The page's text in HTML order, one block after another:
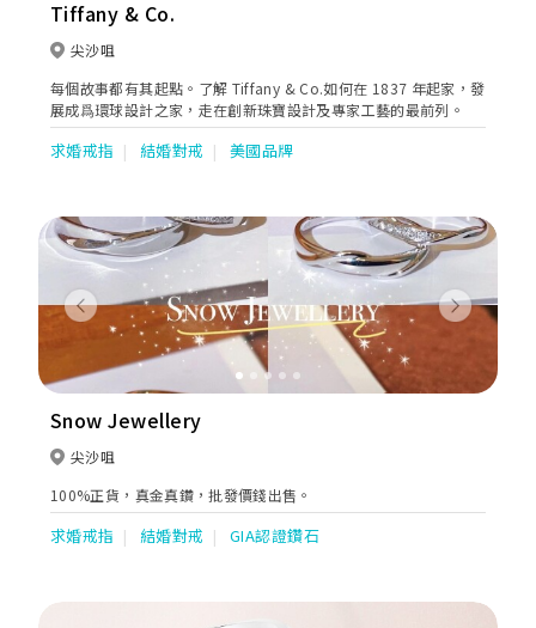
Tiffany & Co.
尖沙咀
每個故事都有其起點。了解 Tiffany & Co.如何在 1837 年起家，發
展成爲環球設計之家，走在創新珠寶設計及專家工藝的最前列。
求婚戒指 結婚對戒 美國品牌
Previous Next
Snow Jewellery
尖沙咀
100%正貨，真金真鑽，批發價錢出售。
求婚戒指 結婚對戒 GIA認證鑽石